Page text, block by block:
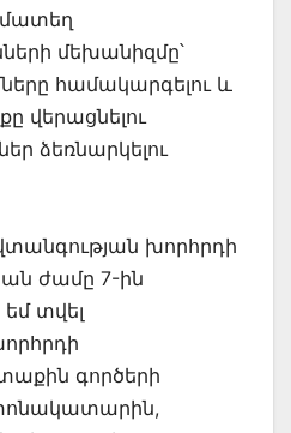
մեխանիզմը՝
համակարգելու և
վերացնելու
ձեռնարկելու
խորհրդի
ժամը 7-ին
տվել
գործերի